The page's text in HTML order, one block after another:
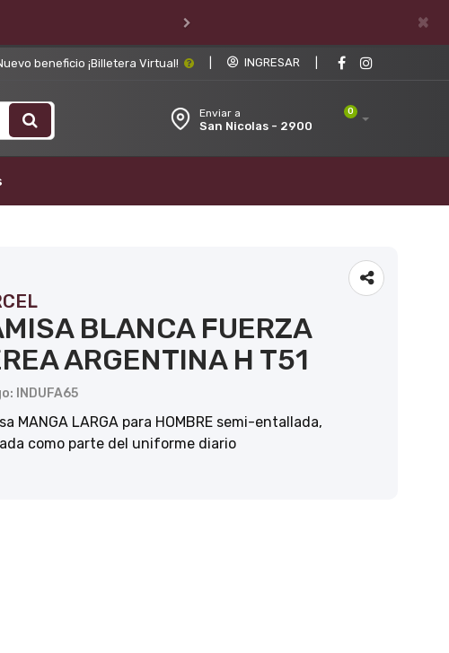
×
beneficio ¡Billetera Virtual! INGRESAR
0
Enviar a
San Nicolas - 2900
BLANCA FUERZA
ARGENTINA H T51
INDUFA65
MANGA LARGA para HOMBRE semi-entallada,
como parte del uniforme diario